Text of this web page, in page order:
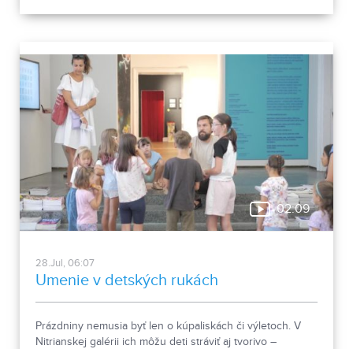
02:09
28.Jul, 06:07
Umenie v detských rukách
Prázdniny nemusia byť len o kúpaliskách či výletoch. V
Nitrianskej galérii ich môžu deti stráviť aj tvorivo –